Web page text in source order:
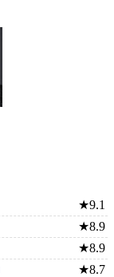
★9.1
★8.9
★8.9
★8.7